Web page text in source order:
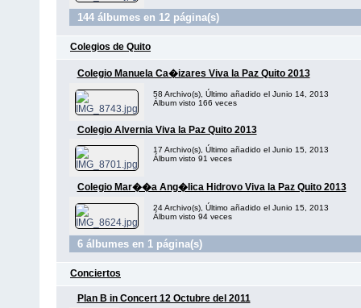
144 álbumes en 12 página(s)
Colegios de Quito
Colegio Manuela Ca�izares Viva la Paz Quito 2013
58 Archivo(s), Último añadido el Junio 14, 2013
Álbum visto 166 veces
Colegio Alvernia Viva la Paz Quito 2013
17 Archivo(s), Último añadido el Junio 15, 2013
Álbum visto 91 veces
Colegio Mar��a Ang�lica Hidrovo Viva la Paz Quito 2013
24 Archivo(s), Último añadido el Junio 15, 2013
Álbum visto 94 veces
6 álbumes en 1 página(s)
Conciertos
Plan B in Concert 12 Octubre del 2011